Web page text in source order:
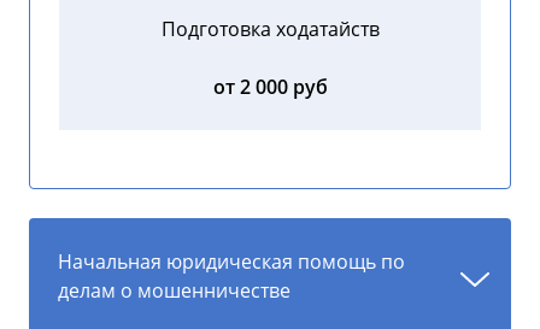
Подготовка ходатайств
от 2 000 руб
Начальная юридическая помощь по
делам о мошенничестве